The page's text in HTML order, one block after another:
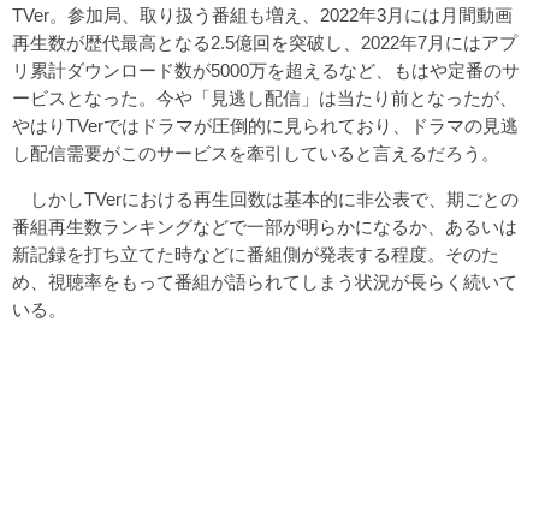
TVer。参加局、取り扱う番組も増え、2022年3月には月間動画
再生数が歴代最高となる2.5億回を突破し、2022年7月にはアプ
リ累計ダウンロード数が5000万を超えるなど、もはや定番のサ
ービスとなった。今や「見逃し配信」は当たり前となったが、
やはりTVerではドラマが圧倒的に見られており、ドラマの見逃
し配信需要がこのサービスを牽引していると言えるだろう。
しかしTVerにおける再生回数は基本的に非公表で、期ごとの
番組再生数ランキングなどで一部が明らかになるか、あるいは
新記録を打ち立てた時などに番組側が発表する程度。そのた
め、視聴率をもって番組が語られてしまう状況が長らく続いて
いる。